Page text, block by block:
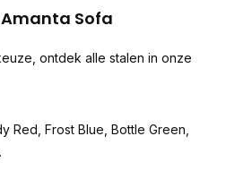
Sofa
ontdek alle stalen in onze
Red, Frost Blue, Bottle Green,